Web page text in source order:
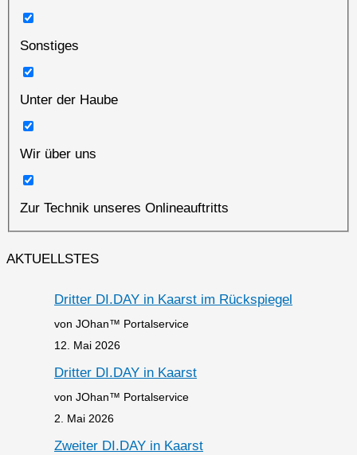
Sonstiges
Unter der Haube
Wir über uns
Zur Technik unseres Onlineauftritts
AKTUELLSTES
Dritter DI.DAY in Kaarst im Rückspiegel
von JOhan™ Portalservice
12. Mai 2026
Dritter DI.DAY in Kaarst
von JOhan™ Portalservice
2. Mai 2026
Zweiter DI.DAY in Kaarst